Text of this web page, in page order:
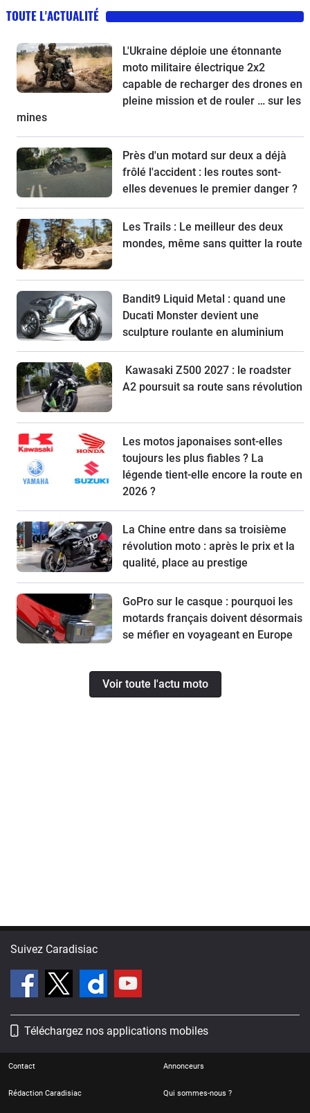
TOUTE L'ACTUALITÉ
L'Ukraine déploie une étonnante
moto militaire électrique 2x2
capable de recharger des drones en
pleine mission et de rouler … sur les
mines
Près d'un motard sur deux a déjà
frôlé l'accident : les routes sont-
elles devenues le premier danger ?
Les Trails : Le meilleur des deux
mondes, même sans quitter la route
Bandit9 Liquid Metal : quand une
Ducati Monster devient une
sculpture roulante en aluminium
Kawasaki Z500 2027 : le roadster
A2 poursuit sa route sans révolution
Les motos japonaises sont-elles
toujours les plus fiables ? La
légende tient-elle encore la route en
2026 ?
La Chine entre dans sa troisième
révolution moto : après le prix et la
qualité, place au prestige
GoPro sur le casque : pourquoi les
motards français doivent désormais
se méfier en voyageant en Europe
Voir toute l'actu moto
Suivez Caradisiac
Téléchargez nos applications mobiles
Contact Annonceurs
Rédaction Caradisiac Qui sommes-nous ?